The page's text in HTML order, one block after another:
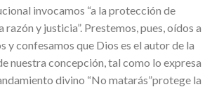
invocamos “a la protección de
y justicia”. Prestemos, pues, oídos a
y confesamos que Dios es el autor de la
nuestra concepción, tal como lo expresa
divino “No matarás”protege la